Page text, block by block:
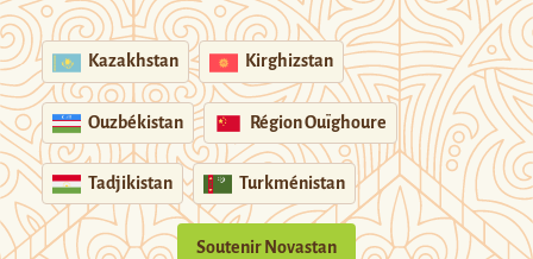
Kazakhstan Kirghizstan
Ouzbékistan Région Ouïghoure
Tadjikistan Turkménistan
Soutenir Novastan